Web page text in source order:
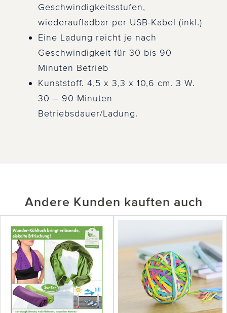
Geschwindigkeitsstufen,
wiederaufladbar per USB-Kabel (inkl.)
Eine Ladung reicht je nach
Geschwindigkeit für 30 bis 90
Minuten Betrieb
Kunststoff. 4,5 x 3,3 x 10,6 cm. 3 W.
30 – 90 Minuten
Betriebsdauer/Ladung.
Andere Kunden kauften auch